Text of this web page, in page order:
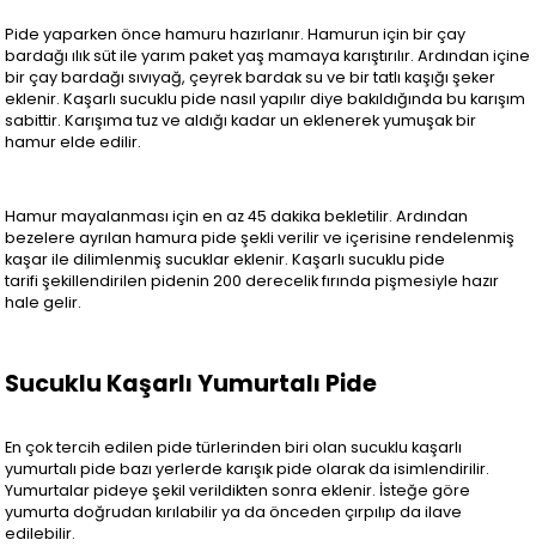
Pide yaparken önce hamuru hazırlanır. Hamurun için bir çay
bardağı ılık süt ile yarım paket yaş mamaya karıştırılır. Ardından içine
bir çay bardağı sıvıyağ, çeyrek bardak su ve bir tatlı kaşığı şeker
eklenir. Kaşarlı sucuklu pide nasıl yapılır diye bakıldığında bu karışım
sabittir. Karışıma tuz ve aldığı kadar un eklenerek yumuşak bir
hamur elde edilir.
Hamur mayalanması için en az 45 dakika bekletilir. Ardından
bezelere ayrılan hamura pide şekli verilir ve içerisine rendelenmiş
kaşar ile dilimlenmiş sucuklar eklenir. Kaşarlı sucuklu pide
tarifi şekillendirilen pidenin 200 derecelik fırında pişmesiyle hazır
hale gelir.
Sucuklu Kaşarlı Yumurtalı Pide
En çok tercih edilen pide türlerinden biri olan sucuklu kaşarlı
yumurtalı pide bazı yerlerde karışık pide olarak da isimlendirilir.
Yumurtalar pideye şekil verildikten sonra eklenir. İsteğe göre
yumurta doğrudan kırılabilir ya da önceden çırpılıp da ilave
edilebilir.